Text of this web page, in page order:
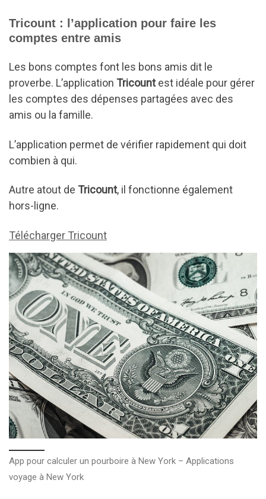
Tricount : l’application pour faire les
comptes entre amis
Les bons comptes font les bons amis dit le
proverbe. L’application Tricountest idéale pour gérer
les comptes des dépenses partagées avec des
amis ou la famille.
L’application permet de vérifier rapidement qui doit
combien à qui.
Autre atout de Tricount, il fonctionne également
hors-ligne.
Télécharger Tricount
App pour calculer un pourboire à New York – Applications
voyage à New York